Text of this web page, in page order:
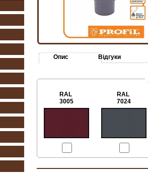
Опис Відгуки
RAL
3005
RAL
7024